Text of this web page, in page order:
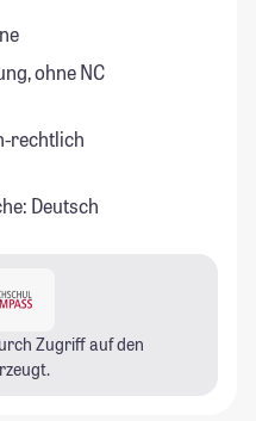
ohne NC
rechtlich
Deutsch
Zugriff auf den